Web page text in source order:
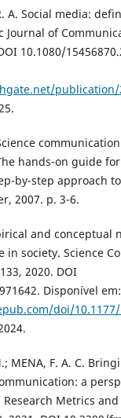
A. Social media:
of
10.1080/
publication/
hands-on guide
by-step approach
2007. p. 3-6.
and conceptual
in society. Science
2020. DOI
Disponível em:
doi/10.1177/
MENA, F. A. C.
a
Metrics